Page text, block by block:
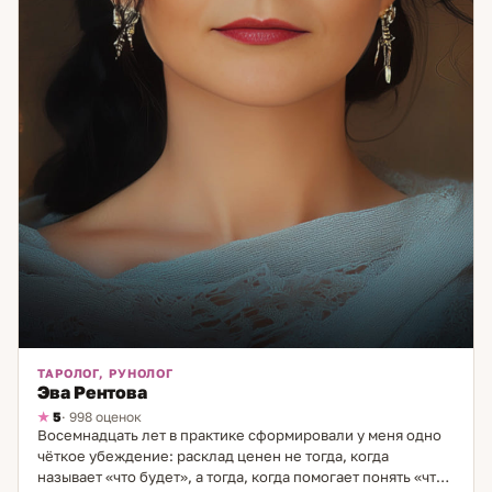
ТАРОЛОГ, РУНОЛОГ
Эва Рентова
5· 998 оценок
Восемнадцать лет в практике сформировали у меня одно
чёткое убеждение: расклад ценен не тогда, когда
называет «что будет», а тогда, когда помогает понять «что